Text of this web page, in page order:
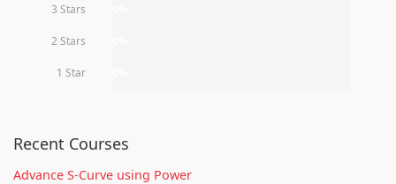
3 Stars
2 Stars
1 Star
Recent Courses
Advance S-Curve using Power